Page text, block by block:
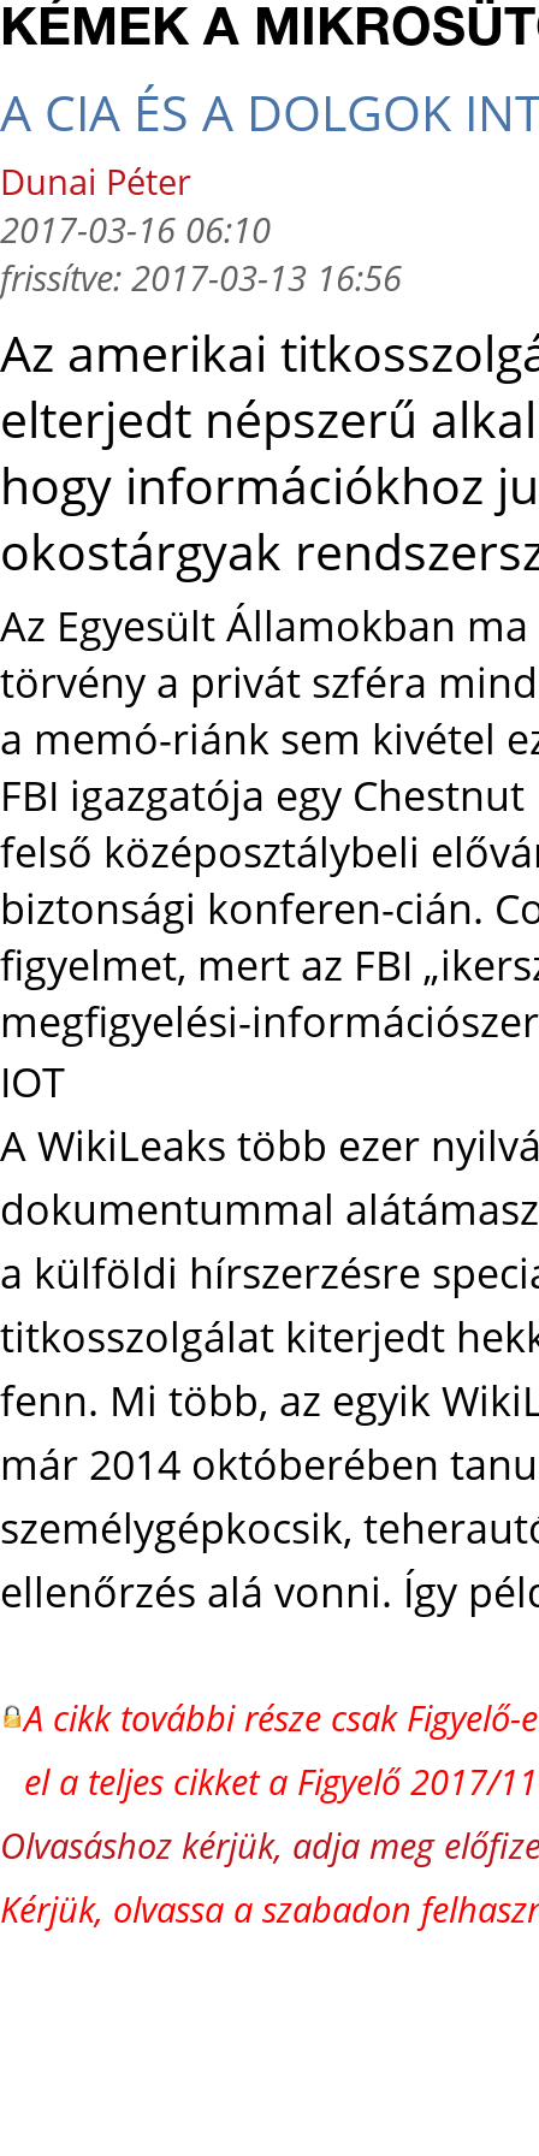
KÉMEK A
A CIA ÉS A DOLGOK
Dunai Péter
2017-03-16 06:10
frissítve: 2017-03-13 16:56
Az amerikai
elterjedt népszerű
hogy információkhoz
okostárgyak
Az Egyesült Államokban
törvény a privát szféra
a memó-riánk sem kivétel
FBI igazgatója egy
felső középosztálybeli
biztonsági konferen-cián.
figyelmet, mert az FBI
megfigyelési-
IOT
A WikiLeaks több ezer
dokumentummal
a külföldi hírszerzésre
titkosszolgálat kiterjedt
fenn. Mi több, az egyik
már 2014 októberében
személygépkocsik,
ellenőrzés alá vonni. Így
A cikk további része csak
el a teljes cikket a Figyelő 2017/
Olvasáshoz kérjük, adja meg
Kérjük, olvassa a szabadon